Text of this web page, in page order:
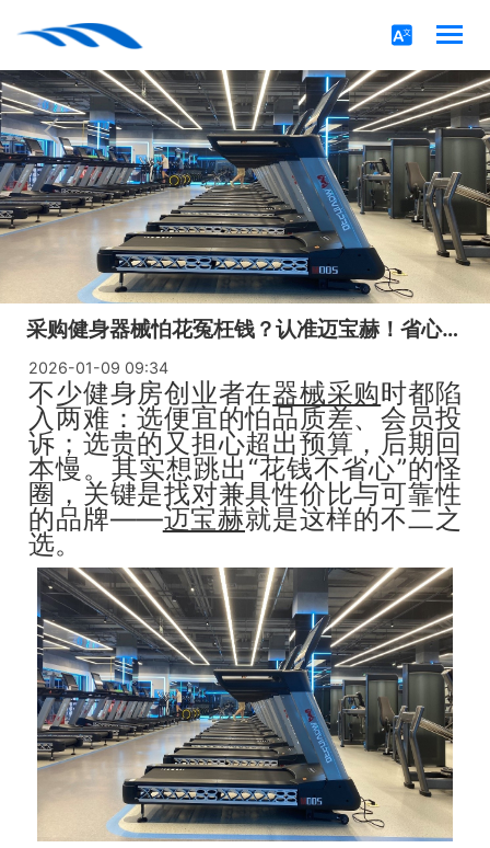
采购健身器械怕花冤枉钱？认准迈宝赫！省心省力少踩坑！
2026-01-09 09:34
不少健身房创业者在器械采购时都陷
入两难：选便宜的怕品质差、会员投
诉；选贵的又担心超出预算，后期回
本慢。其实想跳出“花钱不省心”的怪
圈，关键是找对兼具性价比与可靠性
的品牌——迈宝赫就是这样的不二之
选。